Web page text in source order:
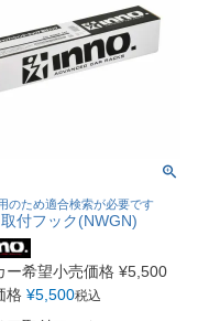
のため適合検索が必要です
付フック(NWGN)
ー希望小売価格 ¥5,500
格 ¥5,500税込